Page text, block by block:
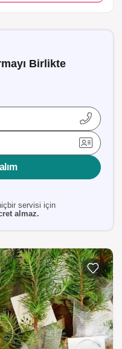
Birlikte
servisi için
almaz.